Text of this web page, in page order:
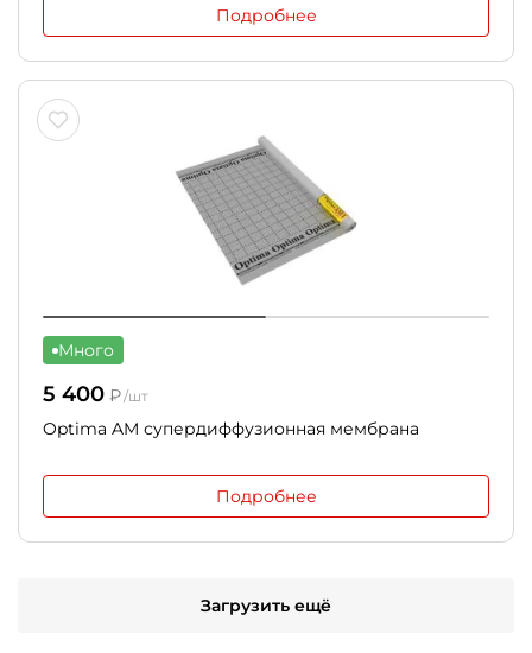
Подробнее
Много
5 400 ₽/шт
Optima AM супердиффузионная мембрана
Подробнее
Загрузить ещё